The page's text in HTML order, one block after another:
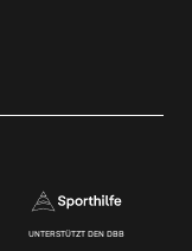
UNTERSTÜTZT DEN DBB